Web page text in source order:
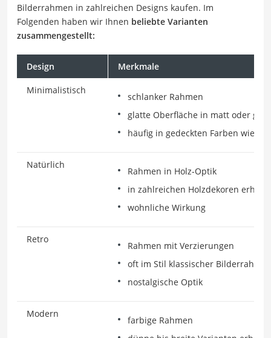
Bilderrahmen in zahlreichen Designs kaufen. Im
Folgenden haben wir Ihnen beliebte Varianten
zusammengestellt:
Design Merkmale
Minimalistisch
schlanker Rahmen
glatte Oberfläche in matt oder
häufig in gedeckten Farben wie
Natürlich
Rahmen in Holz-Optik
in zahlreichen Holzdekoren
wohnliche Wirkung
Retro
Rahmen mit Verzierungen
oft im Stil klassischer
nostalgische Optik
Modern
farbige Rahmen